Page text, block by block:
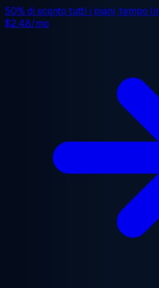
50% di sconto tutti i piani, tempo
$2.48/mo